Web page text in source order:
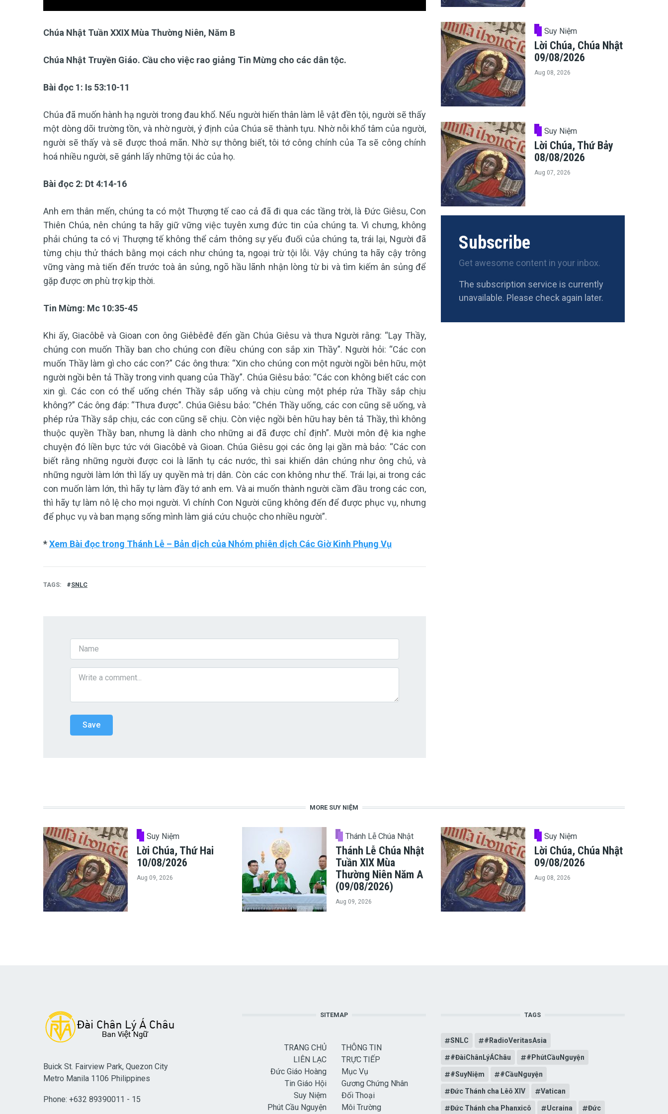
Chúa Nhật Tuần XXIX Mùa Thường Niên, Năm B
Chúa Nhật Truyền Giáo. Cầu cho việc rao giảng Tin Mừng cho các dân tộc.
Bài đọc 1: Is 53:10-11
Chúa đã muốn hành hạ người trong đau khổ. Nếu người hiến thân làm lễ vật đền tội, người sẽ thấy
một dòng dõi trường tồn, và nhờ người, ý định của Chúa sẽ thành tựu. Nhờ nỗi khổ tâm của người,
người sẽ thấy và sẽ được thoả mãn. Nhờ sự thông biết, tôi tớ công chính của Ta sẽ công chính
hoá nhiều người, sẽ gánh lấy những tội ác của họ.
Bài đọc 2: Dt 4:14-16
Anh em thân mến, chúng ta có một Thượng tế cao cả đã đi qua các tầng trời, là Đức Giêsu, Con
Thiên Chúa, nên chúng ta hãy giữ vững việc tuyên xưng đức tin của chúng ta. Vì chưng, không
phải chúng ta có vị Thượng tế không thể cảm thông sự yếu đuối của chúng ta, trái lại, Người đã
từng chịu thử thách bằng mọi cách như chúng ta, ngoại trừ tội lỗi. Vậy chúng ta hãy cậy trông
vững vàng mà tiến đến trước toà ân sủng, ngõ hầu lãnh nhận lòng từ bi và tìm kiếm ân sủng để
gặp được ơn phù trợ kịp thời.
Tin Mừng: Mc 10:35-45
Khi ấy, Giacôbê và Gioan con ông Giêbêđê đến gần Chúa Giêsu và thưa Người rằng: “Lạy Thầy,
chúng con muốn Thầy ban cho chúng con điều chúng con sắp xin Thầy”. Người hỏi: “Các con
muốn Thầy làm gì cho các con?” Các ông thưa: “Xin cho chúng con một người ngồi bên hữu, một
người ngồi bên tả Thầy trong vinh quang của Thầy”. Chúa Giêsu bảo: “Các con không biết các con
xin gì. Các con có thể uống chén Thầy sắp uống và chịu cùng một phép rửa Thầy sắp chịu
không?” Các ông đáp: “Thưa được”. Chúa Giêsu bảo: “Chén Thầy uống, các con cũng sẽ uống, và
phép rửa Thầy sắp chịu, các con cũng sẽ chịu. Còn việc ngồi bên hữu hay bên tả Thầy, thì không
thuộc quyền Thầy ban, nhưng là dành cho những ai đã được chỉ định”. Mười môn đệ kia nghe
chuyện đó liền bực tức với Giacôbê và Gioan. Chúa Giêsu gọi các ông lại gần mà bảo: “Các con
biết rằng những người được coi là lãnh tụ các nước, thì sai khiến dân chúng như ông chủ, và
những người làm lớn thì lấy uy quyền mà trị dân. Còn các con không như thế. Trái lại, ai trong các
con muốn làm lớn, thì hãy tự làm đầy tớ anh em. Và ai muốn thành người cầm đầu trong các con,
thì hãy tự làm nô lệ cho mọi người. Vì chính Con Người cũng không đến để được phục vụ, nhưng
để phục vụ và ban mạng sống mình làm giá cứu chuộc cho nhiều người”.
*Xem Bài đọc trong Thánh Lễ – Bản dịch của Nhóm phiên dịch Các Giờ Kinh Phụng Vụ
TAGS SNLC
Suy Niệm
Lời Chúa, Chúa Nhật
09/08/2026
Aug 08, 2026
Suy Niệm
Lời Chúa, Thứ Bảy
08/08/2026
Aug 07, 2026
Subscribe
Get awesome content in your inbox.
The subscription service is currently
unavailable. Please check again later.
MORE SUY NIỆM
Suy Niệm
Lời Chúa, Thứ Hai
10/08/2026
Aug 09, 2026
Thánh Lễ Chúa Nhật
Thánh Lễ Chúa Nhật
Tuần XIX Mùa
Thường Niên Năm A
(09/08/2026)
Aug 09, 2026
Suy Niệm
Lời Chúa, Chúa Nhật
09/08/2026
Aug 08, 2026
Buick St. Fairview Park, Quezon City
Metro Manila 1106 Philippines
Phone: +632 89390011 - 15
SITEMAP
TRANG CHỦ
LIÊN LẠC
Đức Giáo Hoàng
Tin Giáo Hội
Suy Niệm
Phút Cầu Nguyện
THÔNG TIN
TRỰC TIẾP
Mục Vụ
Gương Chứng Nhân
Đối Thoại
Môi Trường
TAGS
SNLC #RadioVeritasAsia
#ĐàiChânLýÁChâu #PhútCầuNguyện
#SuyNiệm #CầuNguyện
Đức Thánh cha Lêô XIV Vatican
Đức Thánh cha Phanxicô Ucraina Đức